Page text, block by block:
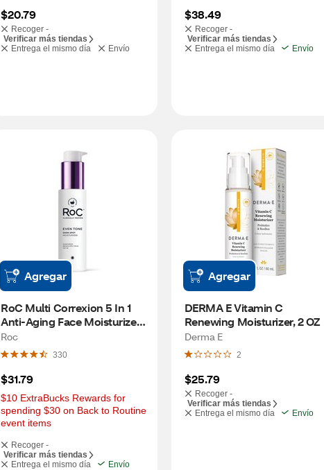
$20.79
Recoger -
Verificar más tiendas
Entrega el mismo día
Envío
$38.49
Recoger -
Verificar más tiendas
Entrega el mismo día
Envío
Agregar
RoC Multi Correxion 5 In 1
Anti-Aging Face Moisturizer,
1.7 OZ
Roc
330
$31.79
$10 ExtraBucks Rewards for
spending $30 on Back to Routine
event items
Recoger -
Verificar más tiendas
Entrega el mismo día
Envío
Agregar
DERMA E Vitamin C
Renewing Moisturizer, 2 OZ
Derma E
2
$25.79
Recoger -
Verificar más tiendas
Entrega el mismo día
Envío